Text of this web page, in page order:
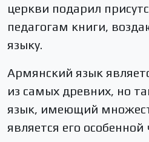
церкви подарил
педагогам книги,
языку.
Армянский язык
из самых древних, но
язык, имеющий
является его